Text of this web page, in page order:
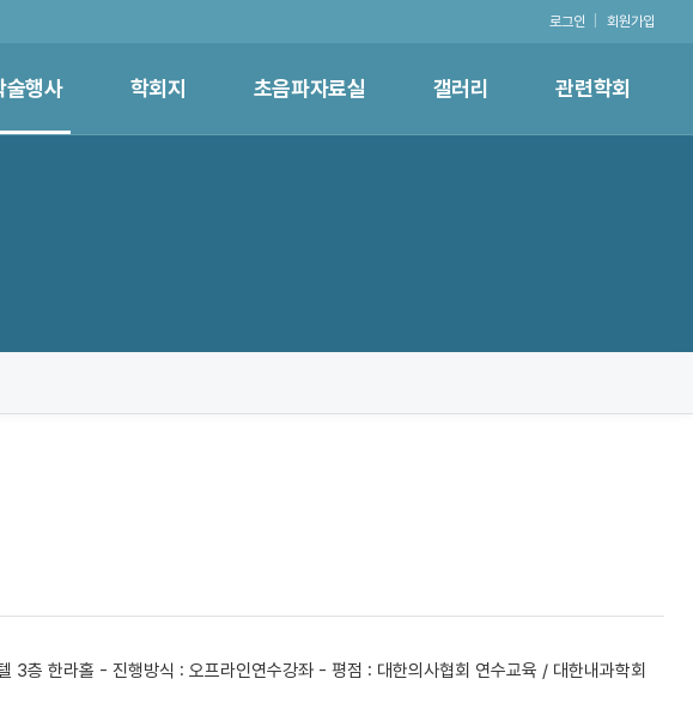
로그인 회원가입
술행사 학회지 초음파자료실 갤러리 관련학회
한라홀 - 진행방식 : 오프라인연수강좌 - 평점 : 대한의사협회 연수교육 / 대한내과학회